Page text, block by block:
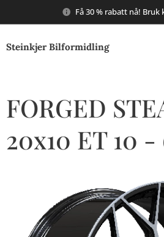
Få 30 % rabatt nå! Bruk
Steinkjer Bilformidling
FORGED
20x10 ET 10 -